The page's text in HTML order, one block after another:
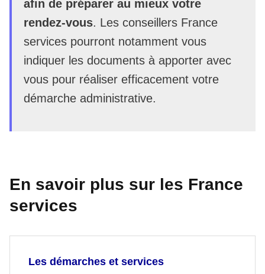
afin de préparer au mieux votre
rendez-vous. Les conseillers France
services pourront notamment vous
indiquer les documents à apporter avec
vous pour réaliser efficacement votre
démarche administrative.
En savoir plus sur les France
services
Les démarches et services